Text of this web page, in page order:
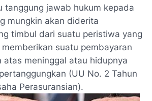
tanggung jawab hukum kepada
mungkin akan diderita
timbul dari suatu peristiwa yang
suatu pembayaran
atas meninggal atau hidupnya
(UU No. 2 Tahun
Perasuransian).